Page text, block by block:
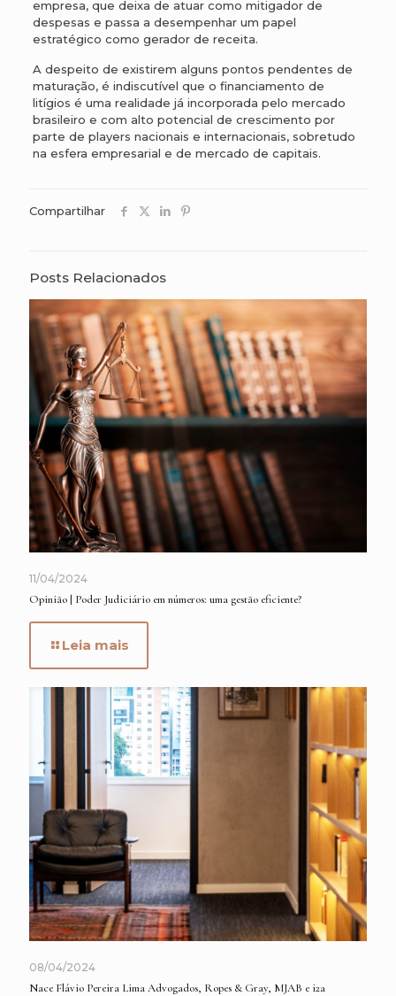
empresa, que deixa de atuar como mitigador de
despesas e passa a desempenhar um papel
estratégico como gerador de receita.
A despeito de existirem alguns pontos pendentes de
maturação, é indiscutível que o financiamento de
litígios é uma realidade já incorporada pelo mercado
brasileiro e com alto potencial de crescimento por
parte de players nacionais e internacionais, sobretudo
na esfera empresarial e de mercado de capitais.
Compartilhar
Posts Relacionados
11/04/2024
Opinião | Poder Judiciário em números: uma gestão eficiente?
Leia mais
08/04/2024
Nace Flávio Pereira Lima Advogados, Ropes & Gray, MJAB e i2a